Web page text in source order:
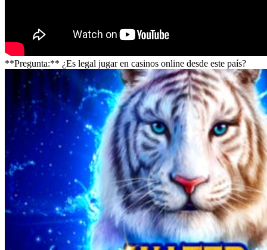
**Pregunta:** ¿Es legal jugar en casinos online desde este país?